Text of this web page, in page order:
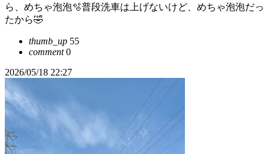
ら、めちゃ泡泡🫧普段洗車は上げないけど、めちゃ泡泡だっ
たから🤣
thumb_up 55
comment0
2026/05/18 22:27